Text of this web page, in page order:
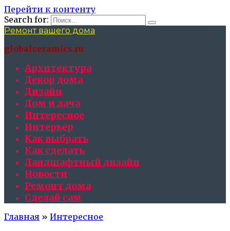
Перейти к контенту
Search for:
Ремонт вашего дома
globalceramics.ru
Архитектура
Декор дома
Дизайн
Дом и дача
Интересное
Интерьер
Как выбрать
Как сделать
Ландшафтный дизайн
Новости
Ремонт дома
Сделай сам
Главная » Интересное